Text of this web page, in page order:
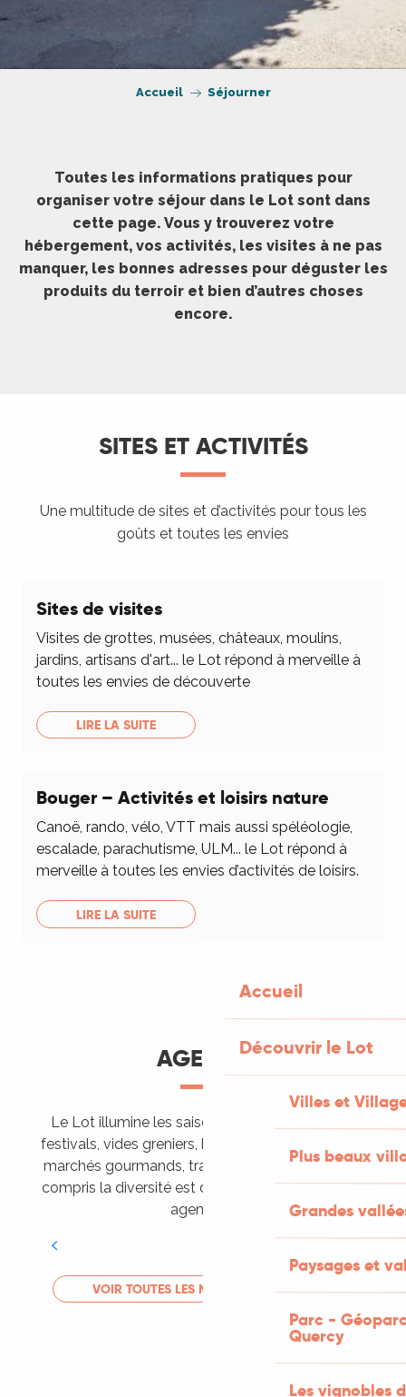
Accueil
Découvrir le Lot
Villes et
Plus beaux
Grandes
Paysages et
Parc -
Quercy
Les vignobles
Accueil Séjourner
Toutes les informations pratiques pour
organiser votre séjour dans le Lot sont dans
cette page. Vous y trouverez votre
hébergement, vos activités, les visites à ne pas
manquer, les bonnes adresses pour déguster les
produits du terroir et bien d’autres choses
encore.
SITES ET ACTIVITÉS
Une multitude de sites et d’activités pour tous les
goûts et toutes les envies
Sites de visites
Visites de grottes, musées, châteaux, moulins,
jardins, artisans d'art... le Lot répond à merveille à
toutes les envies de découverte
LIRE LA SUITE
Bouger – Activités et loisirs nature
Canoë, rando, vélo, VTT mais aussi spéléologie,
escalade, parachutisme, ULM... le Lot répond à
merveille à toutes les envies d’activités de loisirs.
LIRE LA SUITE
AGENDA
Le Lot illumine les saisons de ses animations :
festivals, vides greniers, brocantes, fêtes votives,
marchés gourmands, trails sportifs… Vous l’aurez
compris la diversité est de mise, alors tous à vos
agendas !
LIRE LA SUITE
VOIR TOUTES LES MANIFESTATIONS